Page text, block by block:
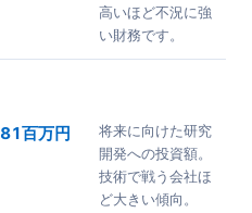
高いほど不況に強
い財務です。
81百万円
将来に向けた研究
開発への投資額。
技術で戦う会社ほ
ど大きい傾向。